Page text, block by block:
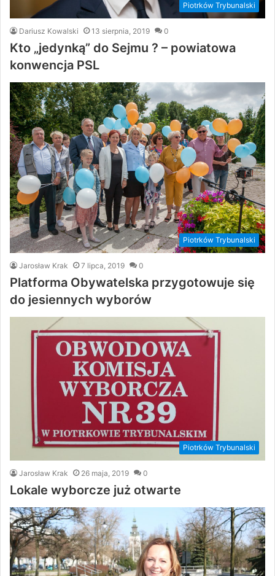
Piotrków Trybunalski
Dariusz Kowalski 13 sierpnia, 2019 0
Kto „jedynką” do Sejmu ? – powiatowa
konwencja PSL
Piotrków Trybunalski
Jarosław Krak 7 lipca, 2019 0
Platforma Obywatelska przygotowuje się
do jesiennych wyborów
Piotrków Trybunalski
Jarosław Krak 26 maja, 2019 0
Lokale wyborcze już otwarte